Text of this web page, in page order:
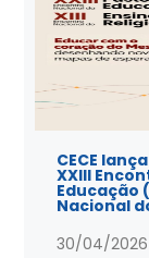
CECE
XXIII
Educação
Nacional
30/04/2026